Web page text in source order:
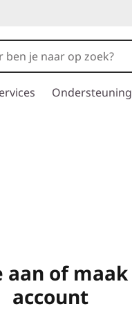
Ondersteuning
aan of maak
account